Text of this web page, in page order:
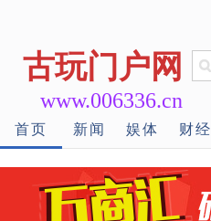
古玩门户网
www.006336.cn
首页 新闻 娱体 财经